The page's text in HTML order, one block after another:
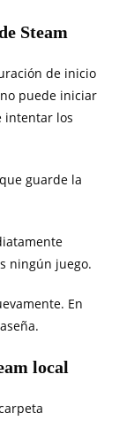
Steam
de inicio
puede iniciar
intentar los
guarde la
ningún juego.
En
local